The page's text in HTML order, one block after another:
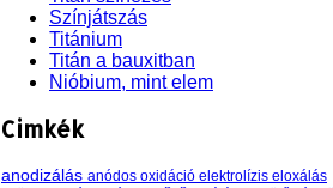
Színjátszás
Titánium
Titán a bauxitban
Nióbium, mint elem
Cimkék
anodizálás anódos oxidáció elektrolízis eloxálás